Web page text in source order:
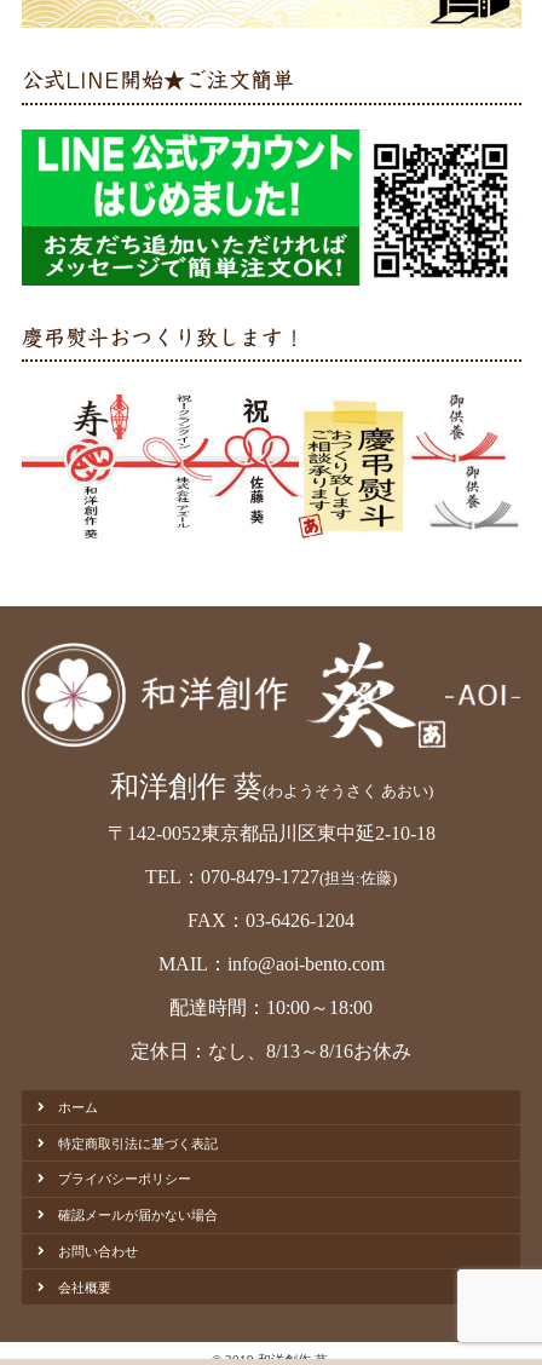
公式LINE開始★ご注文簡単
慶弔熨斗おつくり致します！
和洋創作 葵(わようそうさく あおい)
〒142-0052東京都品川区東中延2-10-18
TEL：070-8479-1727(担当:佐藤)
FAX：03-6426-1204
MAIL：info@aoi-bento.com
配達時間：10:00～18:00
定休日：なし、8/13～8/16お休み
ホーム
特定商取引法に基づく表記
プライバシーポリシー
確認メールが届かない場合
お問い合わせ
会社概要
© 2019 和洋創作 葵.